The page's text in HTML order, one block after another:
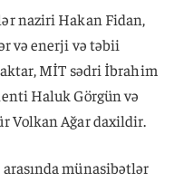
naziri Hakan Fidan,
​​və enerji və təbii
MİT sədri İbrahim
Haluk Görgün və
Volkan Ağar daxildir.
münasibətlər